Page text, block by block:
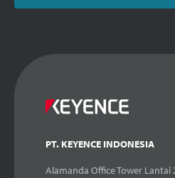
PT. KEYENCE INDONESIA
Alamanda Office Tower Lantai